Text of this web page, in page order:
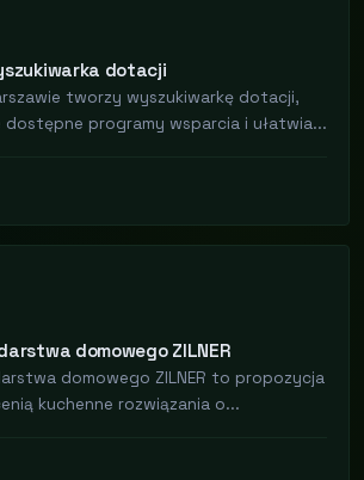
dotacji
tworzy wyszukiwarkę dotacji,
programy wsparcia i ułatwia...
domowego ZILNER
domowego ZILNER to propozycja
kuchenne rozwiązania o...